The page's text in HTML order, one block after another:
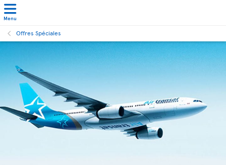
Menu
Offres Spéciales